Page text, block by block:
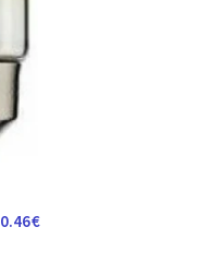
0.46€